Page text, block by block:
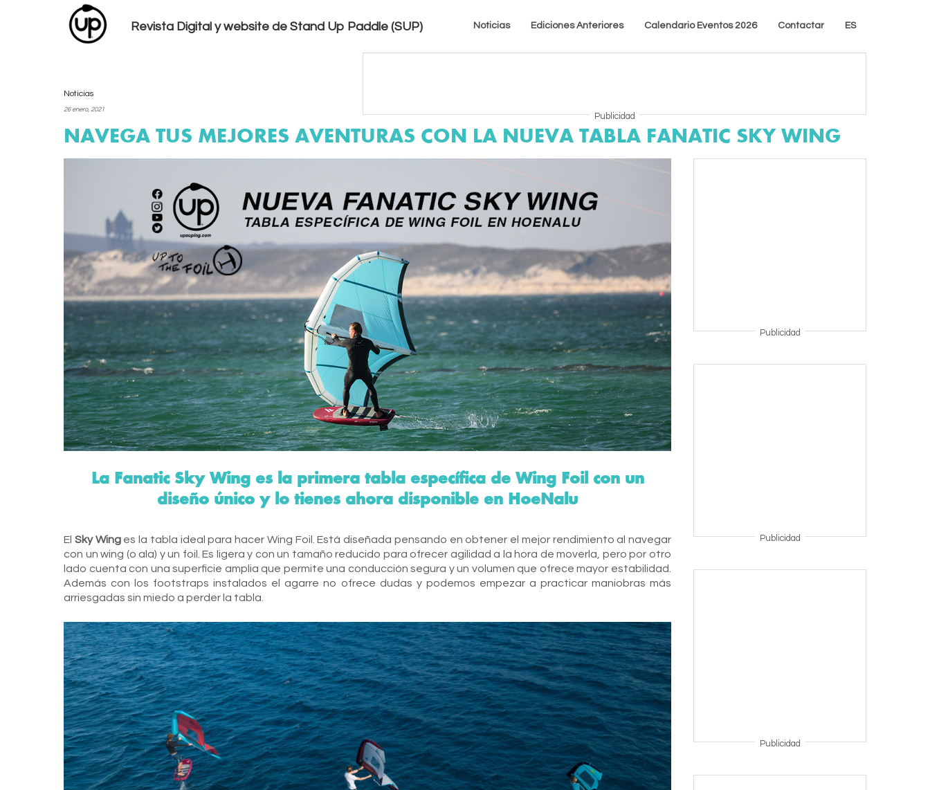
Revista Digital y website de Stand Up Paddle (SUP) Noticias Ediciones Anteriores Calendario Eventos 2026 Contactar ES
Publicidad
Noticias
26 enero, 2021
NAVEGA TUS MEJORES AVENTURAS CON LA NUEVA TABLA FANATIC SKY WING
La Fanatic Sky Wing es la primera tabla específica de Wing Foil con un
diseño único y lo tienes ahora disponible en HoeNalu
El Sky Wing es la tabla ideal para hacer Wing Foil. Está diseñada pensando en obtener el mejor rendimiento al navegar
con un wing (o ala) y un foil
. Es ligera y con un tamaño reducido para ofrecer agilidad a la hora de moverla, pero por otro
lado cuenta con una superficie amplia que permite una conducción segura y un volumen que ofrece mayor estabilidad.
Además con los footstraps instalados el agarre no ofrece dudas y podemos empezar a practicar maniobras más
arriesgadas sin miedo a perder la tabla.
Publicidad
Publicidad
Publicidad